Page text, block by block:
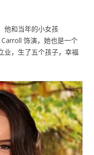
他和当年的小女孩
饰演，她也是一个
业，生了五个孩子，幸福